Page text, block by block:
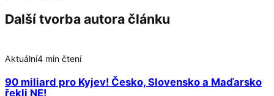
Další tvorba autora článku
Aktuální4 min čtení
90 miliard pro Kyjev! Česko, Slovensko a Maďarsko
řekli NE!